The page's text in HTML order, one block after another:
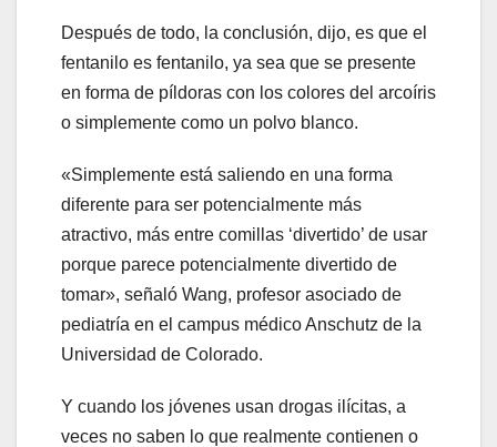
Después de todo, la conclusión, dijo, es que el
fentanilo es fentanilo, ya sea que se presente
en forma de píldoras con los colores del arcoíris
o simplemente como un polvo blanco.
«Simplemente está saliendo en una forma
diferente para ser potencialmente más
atractivo, más entre comillas ‘divertido’ de usar
porque parece potencialmente divertido de
tomar», señaló Wang, profesor asociado de
pediatría en el campus médico Anschutz de la
Universidad de Colorado.
Y cuando los jóvenes usan drogas ilícitas, a
veces no saben lo que realmente contienen o